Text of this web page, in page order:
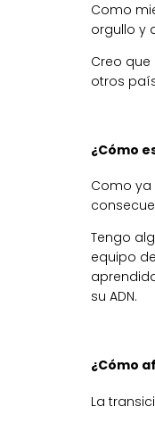
Como
orgullo y
Creo
otros
¿Cómo
Como ya
Tengo
equipo
su ADN.
¿Cómo
La